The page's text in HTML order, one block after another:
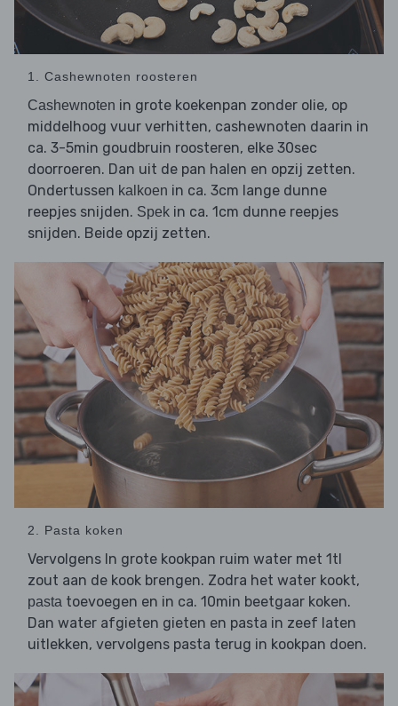
1. Cashewnoten roosteren
Cashewnoten in grote koekenpan zonder olie, op
middelhoog vuur verhitten, cashewnoten daarin in
ca. 3-5min goudbruin roosteren, elke 30sec
doorroeren. Dan uit de pan halen en opzij zetten.
Ondertussen kalkoen in ca. 3cm lange dunne
reepjes snijden. Spek in ca. 1cm dunne reepjes
snijden. Beide opzij zetten.
2. Pasta koken
Vervolgens In grote kookpan ruim water met 1tl
zout aan de kook brengen. Zodra het water kookt,
pasta toevoegen en in ca. 10min beetgaar koken.
Dan water afgieten gieten en pasta in zeef laten
uitlekken, vervolgens pasta terug in kookpan doen.